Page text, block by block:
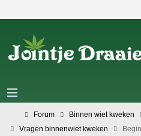
Forum Binnen wiet kweken
Vragen binnenwiet kweken